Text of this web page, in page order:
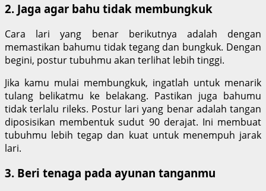
2. Jaga agar bahu tidak membungkuk
Cara lari yang benar berikutnya adalah dengan
memastikan bahumu tidak tegang dan bungkuk. Dengan
begini, postur tubuhmu akan terlihat lebih tinggi.
Jika kamu mulai membungkuk, ingatlah untuk menarik
tulang belikatmu ke belakang. Pastikan juga bahumu
tidak terlalu rileks. Postur lari yang benar adalah tangan
diposisikan membentuk sudut 90 derajat. Ini membuat
tubuhmu lebih tegap dan kuat untuk menempuh jarak
lari.
3. Beri tenaga pada ayunan tanganmu